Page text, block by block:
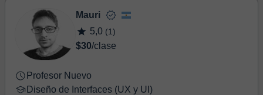
Mauri
5,0 (1)
$30/clase
Profesor Nuevo
Diseño de Interfaces (UX y UI)